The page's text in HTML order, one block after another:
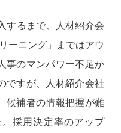
するまで、人材紹介会
ーニング」まではアウ
事のマンパワー不足か
ですが、人材紹介会社
候補者の情報把握が難
採用決定率のアップ